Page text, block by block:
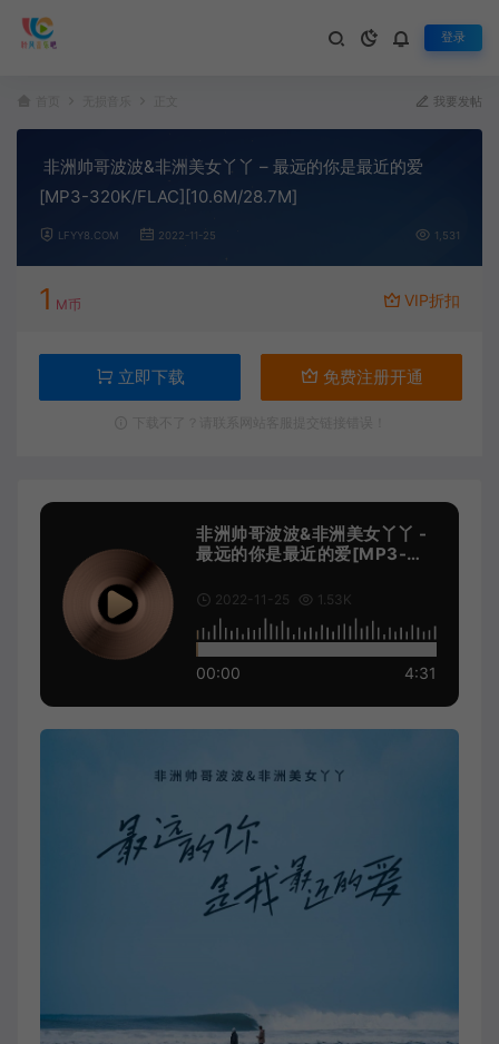
登录
我要发帖
非洲帅哥波波&非洲美女丫丫 – 最远的你是最近的爱
[MP3-320K/FLAC][10.6M/28.7M]
LFYY8.COM 2022-11-25 1,531
1 M币 VIP折扣
立即下载 免费注册开通
非洲帅哥波波&非洲美女丫丫 -
最远的你是最近的爱[MP3-
2022-11-25 1.53K
00:00 4:31